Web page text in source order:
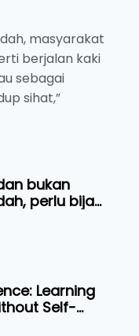
masyarakat
berjalan kaki
sebagai
sihat,”
bukan
perlu bijak
Learning
Self-